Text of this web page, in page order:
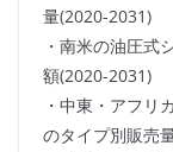
量(2020-2031)
・南米の油圧式
額(2020-2031)
・中東・アフリ
のタイプ別販売